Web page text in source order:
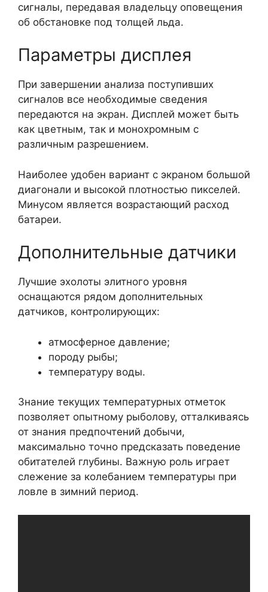
сигналы, передавая владельцу оповещения
об обстановке под толщей льда.
Параметры дисплея
При завершении анализа поступивших
сигналов все необходимые сведения
передаются на экран. Дисплей может быть
как цветным, так и монохромным с
различным разрешением.
Наиболее удобен вариант с экраном большой
диагонали и высокой плотностью пикселей.
Минусом является возрастающий расход
батареи.
Дополнительные датчики
Лучшие эхолоты элитного уровня
оснащаются рядом дополнительных
датчиков, контролирующих:
атмосферное давление;
породу рыбы;
температуру воды.
Знание текущих температурных отметок
позволяет опытному рыболову, отталкиваясь
от знания предпочтений добычи,
максимально точно предсказать поведение
обитателей глубины. Важную роль играет
слежение за колебанием температуры при
ловле в зимний период.